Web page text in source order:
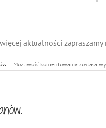
aktualności zapraszamy
| Możliwość komentowania Mokre
została